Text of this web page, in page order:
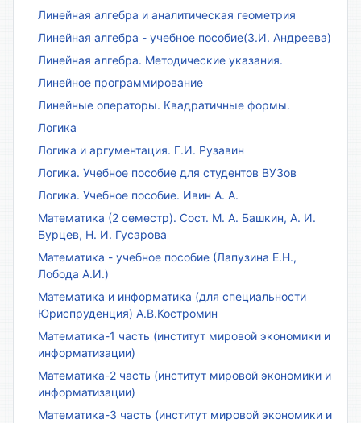
Линейная алгебра и аналитическая геометрия
Линейная алгебра - учебное пособие(З.И. Андреева)
Линейная алгебра. Методические указания.
Линейное программирование
Линейные операторы. Квадратичные формы.
Логика
Логика и аргументация. Г.И. Рузавин
Логика. Учебное пособие для студентов ВУЗов
Логика. Учебное пособие. Ивин А. А.
Математика (2 семестр). Сост. М. А. Башкин, А. И.
Бурцев, Н. И. Гусарова
Математика - учебное пособие (Лапузина Е.Н.,
Лобода А.И.)
Математика и информатика (для специальности
Юриспруденция) А.В.Костромин
Математика-1 часть (институт мировой экономики и
информатизации)
Математика-2 часть (институт мировой экономики и
информатизации)
Математика-3 часть (институт мировой экономики и